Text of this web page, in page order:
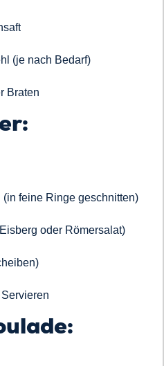
(je nach Bedarf)
Braten
feine Ringe geschnitten)
oder Römersalat)